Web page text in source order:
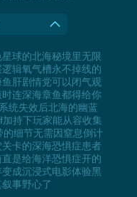
球的北海秘境里无限
辑氧气槽永不掉线的
肝剧情党可以闭气观
连深海章鱼都得给你
统失效后北海的幽蓝
持下玩家能从容收集
细节无需因窒息倒计
卡的深海恐惧症患者
是给海洋恐惧症开的
成沉浸式电影体验黑
事野心了